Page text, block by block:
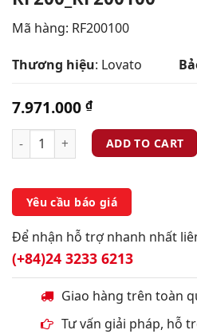
Mã hàng: RF200100
Thương hiệu: Lovato
7.971.000 ₫
ADD TO CART
Yêu cầu báo giá
Để nhận hỗ trợ nhanh nhất
(+84)24 3233 6213
Giao hàng trên toàn
Tư vấn giải pháp, hỗ